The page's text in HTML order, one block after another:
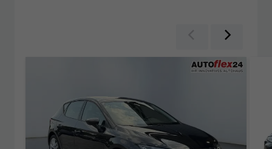
Zurück